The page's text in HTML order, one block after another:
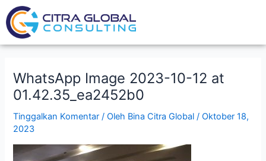
Lewati
ke
konten
WhatsApp Image 2023-10-12 at
01.42.35_ea2452b0
Tinggalkan Komentar / Oleh Bina Citra Global/Oktober 18,
2023